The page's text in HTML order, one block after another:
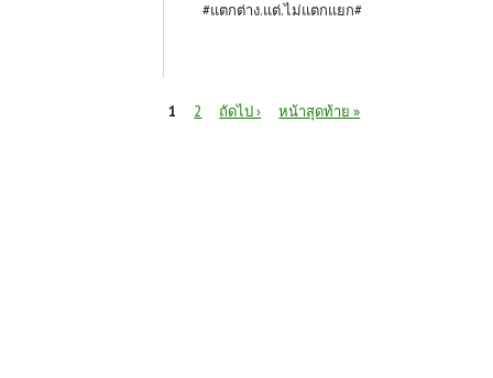
#แตกต่าง.แต่.ไม่แตกแยก#
1 2 ถัดไป › หน้าสุดท้าย »